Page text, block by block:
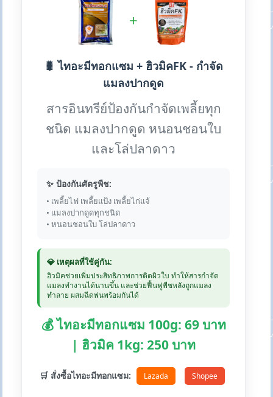
+
🐛 ไทอะมีทอกแซม + ฮิวมิคFK - กำจัด
แมลงปากดูด
สารอินทรีย์ป้องกันกำจัดเพลี้ยทุก
ชนิด แมลงปากดูด หนอนชอนใบ
และโล่ปลาดาว
✨ ป้องกันศัตรูพืช:
• เพลี้ยไฟ เพลี้ยแป้ง เพลี้ยไก่แจ้
• แมลงปากดูดทุกชนิด
• หนอนชอนใบ โล่ปลาดาว
💎 เหตุผลที่ใช้คู่กัน:
ฮิวมิคช่วยเพิ่มประสิทธิภาพการติดผิวใบ ทำให้สารกำจัด
แมลงทำงานได้นานขึ้น และช่วยฟื้นฟูพืชหลังถูกแมลง
ทำลาย ผสมฉีดพ่นพร้อมกันได้
💰 ไทอะมีทอกแซม 100g: 69 บาท
| ฮิวมิค 1kg: 250 บาท
🛒 สั่งซื้อไทอะมีทอกแซม: Lazada Shopee